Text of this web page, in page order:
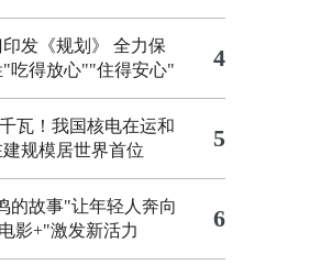
发《规划》 全力保
"吃得放心""住得安心"
4
瓦！我国核电在运和
规模居世界首位
5
的故事"让年轻人奔向
影+"激发新活力 6